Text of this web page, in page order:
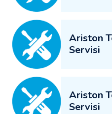
Ariston
Servisi
Ariston
Servisi